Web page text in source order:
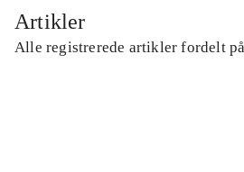
Artikler
Alle registrerede artikler fordelt